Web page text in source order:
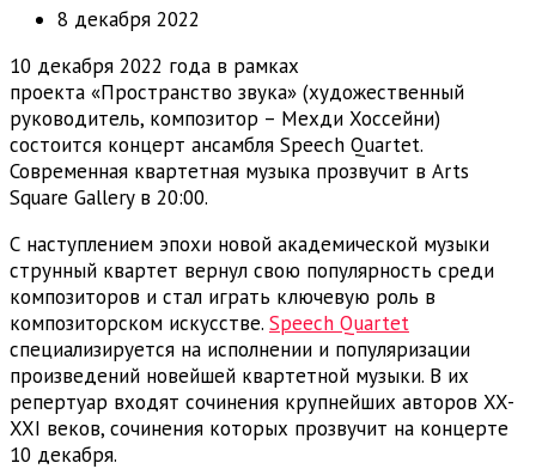
8 декабря 2022
10 декабря 2022 года в рамках
проекта «Пространство звука» (художественный
руководитель, композитор – Мехди Хоссейни)
состоится концерт ансамбля Speech Quartet.
Современная квартетная музыка прозвучит в Arts
Square Gallery в 20:00.
С наступлением эпохи новой академической музыки
струнный квартет вернул свою популярность среди
композиторов и стал играть ключевую роль в
композиторском искусстве. Speech Quartet
специализируется на исполнении и популяризации
произведений новейшей квартетной музыки. В их
репертуар входят сочинения крупнейших авторов XX-
XXI веков, сочинения которых прозвучит на концерте
10 декабря.